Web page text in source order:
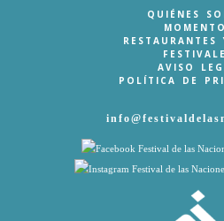
QUIÉNES
RESTAURANTES
AVISO
POLÍTICA DE